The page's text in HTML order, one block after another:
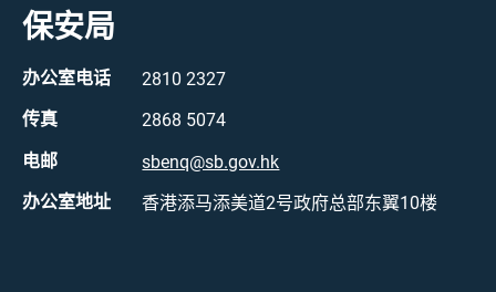
保安局
办公室电话 2810 2327
传真 2868 5074
电邮 sbenq@sb.gov.hk
办公室地址 香港添马添美道2号政府总部东翼10楼